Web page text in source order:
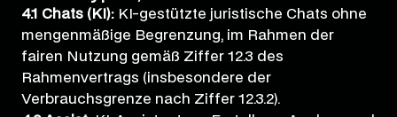
4.1 Chats (KI): KI-gestützte juristische Chats ohne
mengenmäßige Begrenzung, im Rahmen der
fairen Nutzung gemäß Ziffer 12.3 des
Rahmenvertrags (insbesondere der
Verbrauchsgrenze nach Ziffer 12.3.2).